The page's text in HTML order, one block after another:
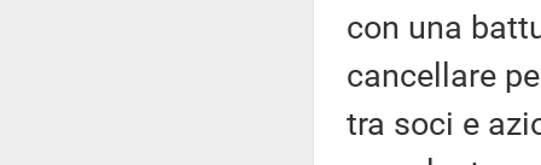
con una
cancellare
tra soci e